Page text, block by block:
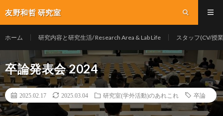
友野和哲 研究室
ホーム 研究内容と研究生活/ Research Area & Lab Life スタッフ(CV/授
卒論発表会 2024
2025.02.17 2025.03.04 研究室(学外活動)のあれこれ 卒論